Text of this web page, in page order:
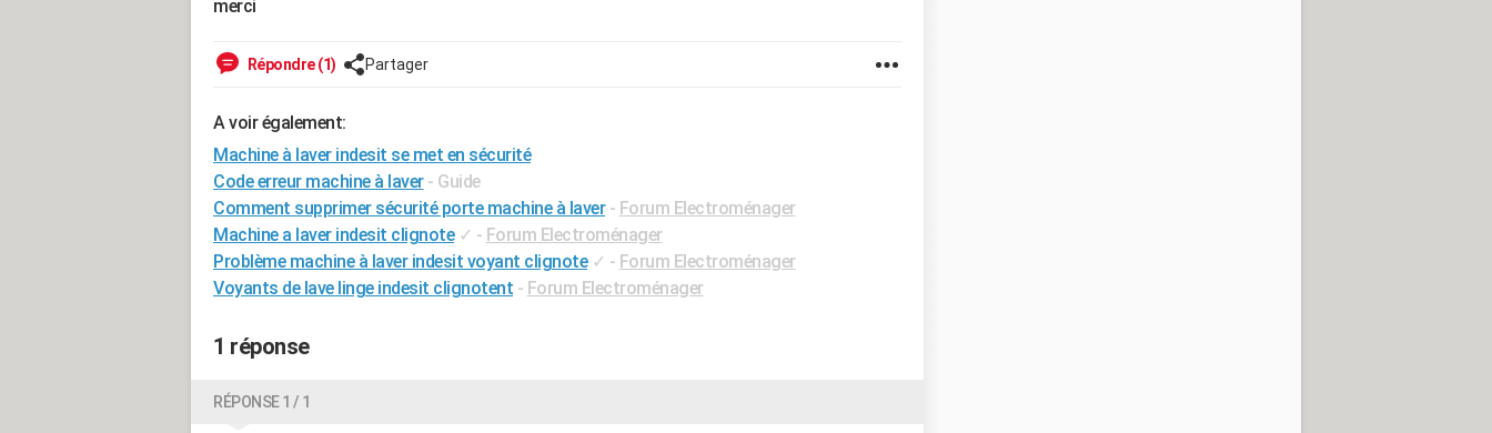
merci
Répondre (1) Partager
A voir également:
Machine à laver indesit se met en sécurité
Code erreur machine à laver - Guide
Comment supprimer sécurité porte machine à laver - Forum Electroménager
Machine a laver indesit clignote ✓ - Forum Electroménager
Problème machine à laver indesit voyant clignote ✓ - Forum Electroménager
Voyants de lave linge indesit clignotent - Forum Electroménager
1 réponse
RÉPONSE 1 / 1